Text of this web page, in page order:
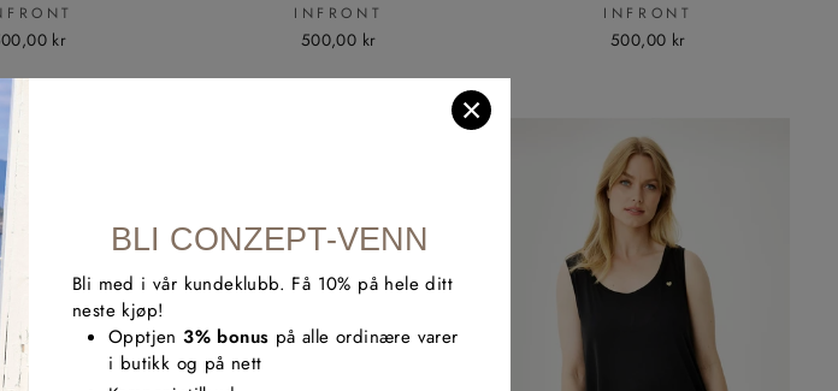
×
BLI CONZEPT-VENN
Bli med i vår kundeklubb. Få 10% på hele ditt
neste kjøp!
Opptjen3% bonus på alle ordinære varer
i butikk og på nett
kr
INFRONT
500,00 kr
INFRONT
500,00 kr